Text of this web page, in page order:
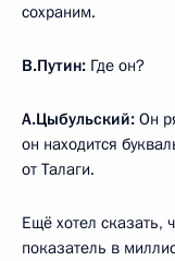
сохраним.
В.Путин: Где он?
А.Цыбульский: Он
он находится
от Талаги.
Ещё хотел сказать,
показатель в